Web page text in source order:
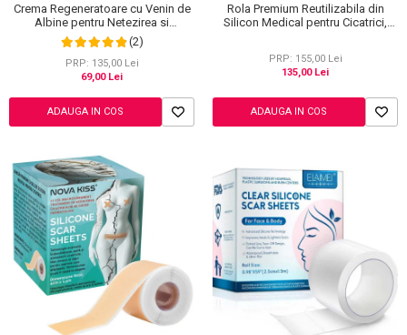
Crema Regeneratoare cu Venin de
Albine pentru Netezirea si
Reinoirea Pielii, 100 g
(2)
PRP: 135,00 Lei
69,00 Lei
ADAUGA IN COS
Rola Premium Reutilizabila din
Silicon Medical pentru Cicatrici,
PRP: 155,00 Lei
135,00 Lei
ADAUGA IN COS